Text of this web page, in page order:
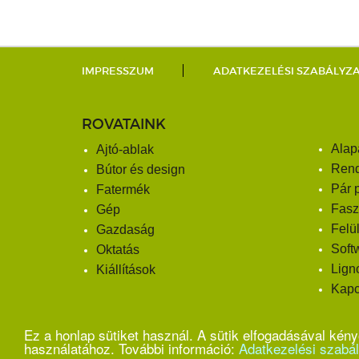
Ez a honlap sütiket használ. A sütik elfogadásával
használatához. További információ: Adatkezelési
IMPRESSZUM ADATKEZELÉSI
ROVATAINK
Ajtó-ablak
Bútor és design
Fatermék
Gép
Gazdaság
Oktatás
Kiállítások
Pár
© COPYRIGHT 2026. X-MEDITOR KFT. MINDEN JOG FENNTARTVA.